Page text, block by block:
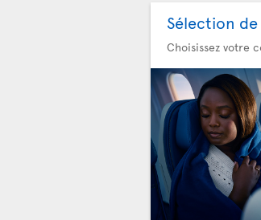
Sélection de
Choisissez votre